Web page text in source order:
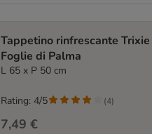
Tappetino rinfrescante Trixie
Foglie di Palma
L 65 x P 50 cm
7,49 €
Rating: 4/5 (4)